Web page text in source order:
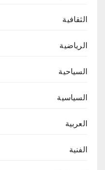
الثقافية
الرياضية
السياحية
السياسية
العربية
الفنية